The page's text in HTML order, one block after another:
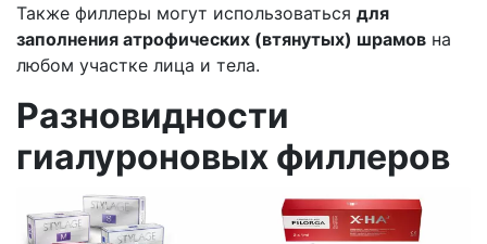
Также филлеры могут использоваться для
заполнения атрофических (втянутых) шрамов на
любом участке лица и тела.
Разновидности
гиалуроновых филлеров